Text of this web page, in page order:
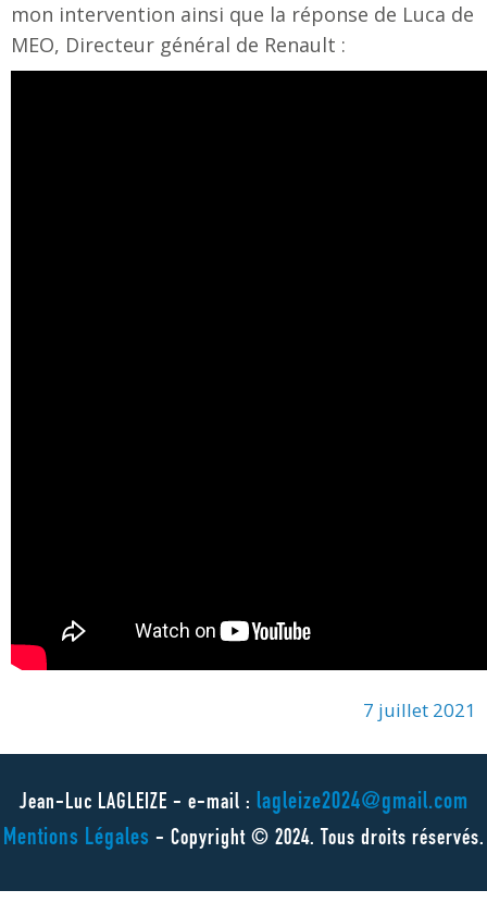
mon intervention ainsi que la réponse de Luca de
MEO, Directeur général de Renault :
7 juillet 2021
Jean-Luc LAGLEIZE - e-mail : lagleize2024@gmail.com
Mentions Légales - Copyright © 2024. Tous droits réservés.